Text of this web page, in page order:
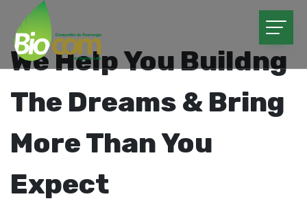
We Help You Buildng
The Dreams & Bring
More Than You
Expect